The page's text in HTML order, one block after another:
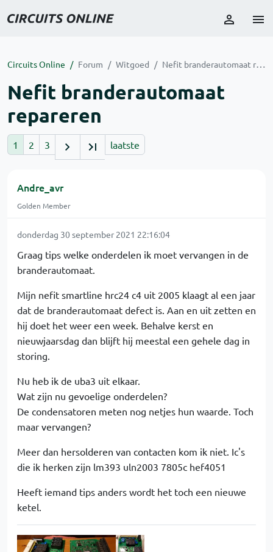
Circuits Online Forum Witgoed Nefit branderautomaat repareren
Nefit branderautomaat
repareren
1 2 3 laatste
Andre_avr
Golden Member
donderdag 30 september 2021 22:16:04
Graag tips welke onderdelen ik moet vervangen in de
branderautomaat.
Mijn nefit smartline hrc24 c4 uit 2005 klaagt al een jaar
dat de branderautomaat defect is. Aan en uit zetten en
hij doet het weer een week. Behalve kerst en
nieuwjaarsdag dan blijft hij meestal een gehele dag in
storing.
Nu heb ik de uba3 uit elkaar.
Wat zijn nu gevoelige onderdelen?
De condensatoren meten nog netjes hun waarde. Toch
maar vervangen?
Meer dan hersolderen van contacten kom ik niet. Ic's
die ik herken zijn lm393 uln2003 7805c hef4051
Heeft iemand tips anders wordt het toch een nieuwe
ketel.